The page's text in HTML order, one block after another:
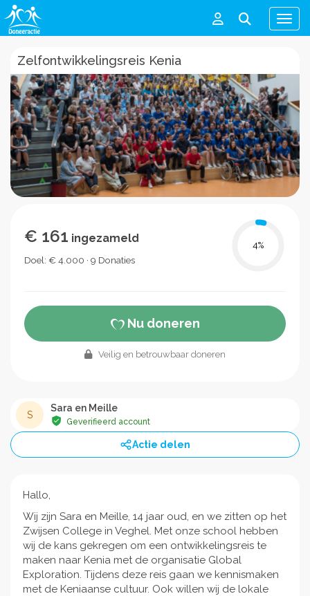
Menu
Zelfontwikkelingsreis Kenia
€ 161 ingezameld
Doel: € 4.000 · 9 Donaties
4%
Nu doneren
Veilig en betrouwbaar doneren
S
Sara en Meille
Geverifieerd account
Actie delen
Hallo,
Wij zijn Sara en Meille, 14 jaar oud, en we zitten op het
Zwijsen College in Veghel. Met onze school hebben
wij de kans gekregen om een ontwikkelingsreis te
maken naar Kenia met de organisatie Global
Exploration. Tijdens deze reis gaan we kennismaken
met de Keniaanse cultuur. Ook willen wij de lokale